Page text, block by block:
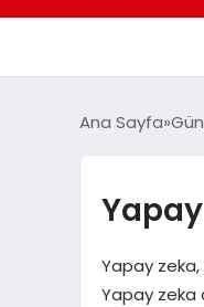
Ana Sayfa
Yapay
Yapay zeka